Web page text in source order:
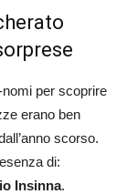
per scoprire
erano ben
scorso.
di:
Insinna.